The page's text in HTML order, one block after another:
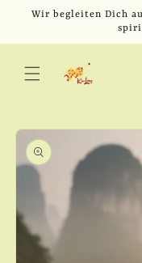
zum
Wir begleiten Dich